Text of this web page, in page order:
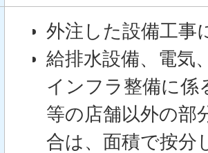
外注した設備工事
給排水設備、電気
インフラ整備に係
等の店舗以外の部
合は、面積で按分